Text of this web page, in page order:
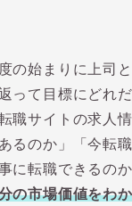
の始まりに上司
って目標にどれ
職サイトの求人
るのか」「今転
に転職できるの
市場価値をわ